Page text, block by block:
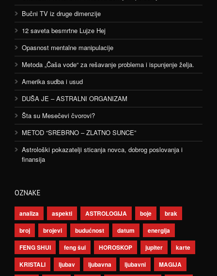
Bučni TV iz druge dimenzije
12 saveta besmrtne Lujze Hej
Opasnost mentalne manipulacije
Metoda „Čaša vode“ za rešavanje problema i ispunjenje želja.
Amerika sudba i usud
DUŠA JE – ASTRALNI ORGANIZAM
Šta su Mesečevi čvorovi?
METOD “SREBRNO – ZLATNO SUNCE”
Astrološki pokazatelji sticanja novca, dobrog poslovanja i
finansija
OZNAKE
analiza aspekti ASTROLOGIJA boje
brak
broj
brojevi budućnost datum
energija
FENG SHUI
feng šui HOROSKOP jupiter
karte
KRISTALI
ljubav ljubavna ljubavni MAGIJA